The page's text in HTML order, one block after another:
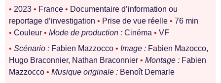
• 2023 • France • Documentaire d’information ou
reportage d’investigation • Prise de vue réelle • 76 min
• Couleur • Mode de production : Cinéma • VF
• Scénario : Fabien Mazzocco • Image : Fabien Mazocco,
Hugo Braconnier, Nathan Braconnier • Montage : Fabien
Mazzocco • Musique originale : Benoît Demarle